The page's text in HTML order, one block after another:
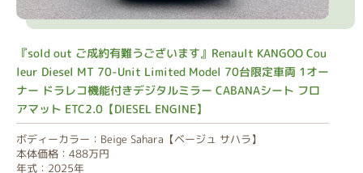
『sold out ご成約有難うございます』Renault KANGOO Cou
leur Diesel MT 70-Unit Limited Model 70台限定車両 1オー
ナー ドラレコ機能付きデジタルミラー CABANAシート フロ
アマット ETC2.0【DIESEL ENGINE】
ボディーカラー：Beige Sahara【ベージュ サハラ】
本体価格：488万円
年式：2025年